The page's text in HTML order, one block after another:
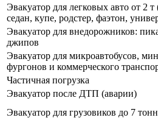
Эвакуатор для легковых авто от 2 т
седан, купе, родстер, фаэтон,
Эвакуатор для внедорожников:
джипов
Эвакуатор для микроавтобусов,
фургонов и коммерческого
Частичная погрузка
Эвакуатор после ДТП (аварии)
Эвакуатор для грузовиков до 7 тонн